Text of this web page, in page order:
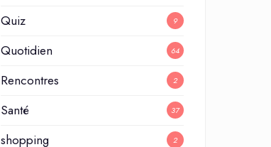
Quiz 9
Quotidien 64
Rencontres 2
Santé 37
shopping 2